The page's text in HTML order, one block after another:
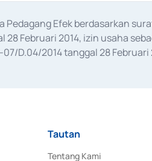
Efek berdasarkan
28 Februari 2014, izin usaha
D.04/2014 tanggal 28
Tautan
Tentang Kami